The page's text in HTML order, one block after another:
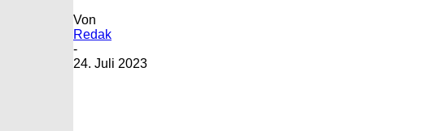
Von
Redak
-
24. Juli 2023